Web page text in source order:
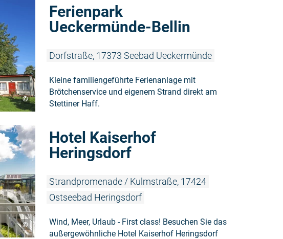
©
Ferienpark
Ueckermünde-Bellin
Dorfstraße, 17373 Seebad Ueckermünde
Kleine familiengeführte Ferienanlage mit
Brötchenservice und eigenem Strand direkt am
Stettiner Haff.
©
Hotel Kaiserhof
Heringsdorf
Strandpromenade / Kulmstraße, 17424
Ostseebad Heringsdorf
Wind, Meer, Urlaub - First class! Besuchen Sie das
außergewöhnliche Hotel Kaiserhof Heringsdorf